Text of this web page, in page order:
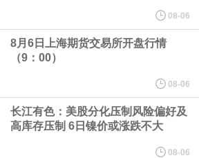
月率 -0.3%，预期-0.3%，前值0.20%。
上月无变动。其中，H 股法定/注册股本为 9.95 亿
08-06
8月6日上海期货交易所开盘行情
（9：00）
08-06
长江有色：美股分化压制风险偏好及
高库存压制 6日镍价或涨跌不大
08-06